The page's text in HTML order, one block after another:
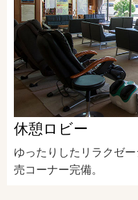
休憩ロビー
ゆったりしたリラクゼ
売コーナー完備。